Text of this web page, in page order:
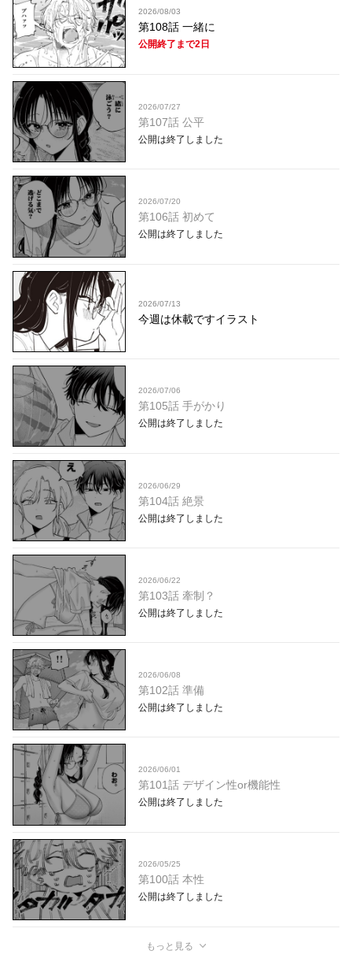
2026/08/03
第108話 一緒に
公開終了まで2日
2026/07/27
第107話 公平
公開は終了しました
2026/07/20
第106話 初めて
公開は終了しました
2026/07/13
今週は休載ですイラスト
2026/07/06
第105話 手がかり
公開は終了しました
2026/06/29
第104話 絶景
公開は終了しました
2026/06/22
第103話 牽制？
公開は終了しました
2026/06/08
第102話 準備
公開は終了しました
2026/06/01
第101話 デザイン性or機能性
公開は終了しました
2026/05/25
第100話 本性
公開は終了しました
もっと見る